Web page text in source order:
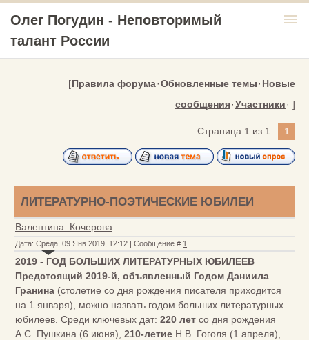
Олег Погудин - Неповторимый
талант России
menu
[Правила форума·Обновленные темы·Новые
сообщения·Участники· ]
Страница 1 из 1 1
ЛИТЕРАТУРНО-ПОЭТИЧЕСКИЕ ЮБИЛЕИ
Валентина_Кочерова
Дата: Среда, 09 Янв 2019, 12:12 | Сообщение # 1
2019 - ГОД БОЛЬШИХ ЛИТЕРАТУРНЫХ ЮБИЛЕЕВ
Предстоящий 2019-й, объявленный Годом Даниила
Гранина (столетие со дня рождения писателя приходится
на 1 января), можно назвать годом больших литературных
юбилеев. Среди ключевых дат: 220 лет со дня рождения
А.С. Пушкина (6 июня), 210-летие Н.В. Гоголя (1 апреля),